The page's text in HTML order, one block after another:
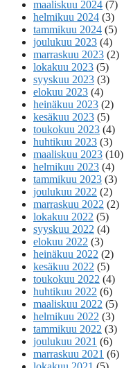
maaliskuu 2024 (7)
helmikuu 2024 (3)
tammikuu 2024 (5)
joulukuu 2023 (4)
marraskuu 2023 (2)
lokakuu 2023 (5)
syyskuu 2023 (3)
elokuu 2023 (4)
heinäkuu 2023 (2)
kesäkuu 2023 (5)
toukokuu 2023 (4)
huhtikuu 2023 (3)
maaliskuu 2023 (10)
helmikuu 2023 (4)
tammikuu 2023 (3)
joulukuu 2022 (2)
marraskuu 2022 (2)
lokakuu 2022 (5)
syyskuu 2022 (4)
elokuu 2022 (3)
heinäkuu 2022 (2)
kesäkuu 2022 (5)
toukokuu 2022 (4)
huhtikuu 2022 (6)
maaliskuu 2022 (5)
helmikuu 2022 (3)
tammikuu 2022 (3)
joulukuu 2021 (6)
marraskuu 2021 (6)